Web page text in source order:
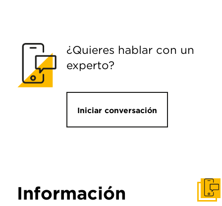
¿Quieres hablar con un
experto?
Iniciar conversación
Información